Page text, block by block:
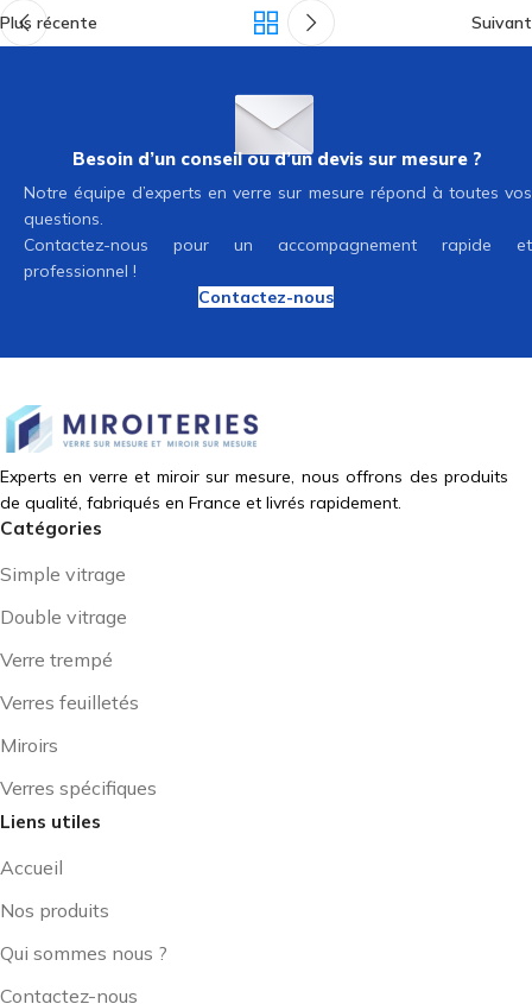
Plus récente Suivant
Besoin d’un conseil ou d’un devis sur mesure ?
Notre équipe d’experts en verre sur mesure répond à toutes vos
questions.
Contactez-nous pour un accompagnement rapide et
professionnel !
Contactez-nous
Experts en verre et miroir sur mesure, nous offrons des produits
de qualité, fabriqués en France et livrés rapidement.
Catégories
Simple vitrage
Double vitrage
Verre trempé
Verres feuilletés
Miroirs
Verres spécifiques
Liens utiles
Accueil
Nos produits
Qui sommes nous ?
Contactez-nous